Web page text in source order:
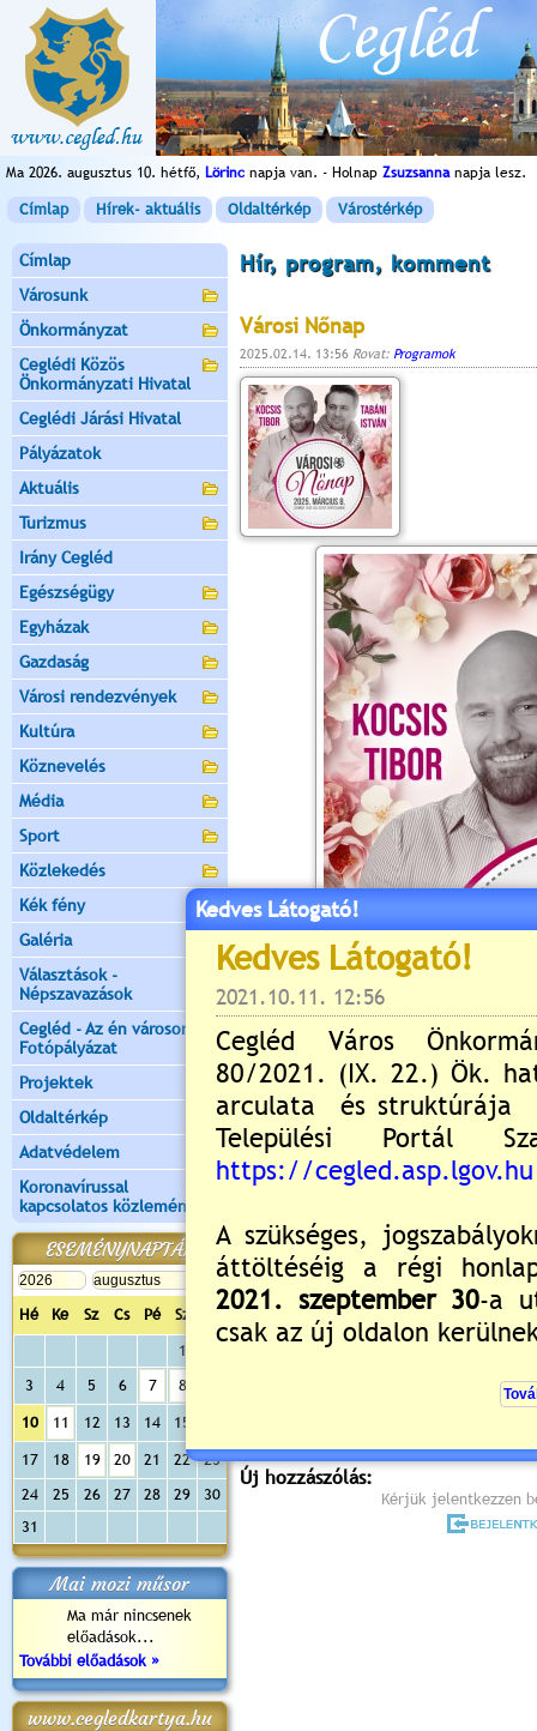
Ma 2026. augusztus 10. hétfő, Lörinc napja van. - Holnap Zsuzsannanapja lesz.
Címlap Hírek- aktuális Oldaltérkép Várostérkép
Címlap
Városunk
Önkormányzat
Ceglédi Közös
Önkormányzati Hivatal
Ceglédi Járási Hivatal
Pályázatok
Aktuális
Turizmus
Irány Cegléd
Egészségügy
Egyházak
Gazdaság
Városi rendezvények
Kultúra
Köznevelés
Média
Sport
Közlekedés
Kék fény
Galéria
Választások -
Népszavazások
Cegléd - Az én városom -
Fotópályázat
Projektek
Oldaltérkép
Adatvédelem
Koronavírussal
kapcsolatos közlemények
ESEMÉNYNAPTÁR
Hé Ke Sz Cs Pé Sz
Va
1
3
4 5 6 7 8
10 11 12 13 14 15
17 18 19 20 21 22
23
24
25 26 27 28 29
30
31
Mai mozi műsor
Ma már nincsenek
előadások...
További előadások »
www.cegledkartya.hu
Hír, program, komment
Városi Nőnap
2025.02.14. 13:56 Rovat: Programok
Új hozzászólás:
Kérjük jelentkezzen
Kedves Látogató!